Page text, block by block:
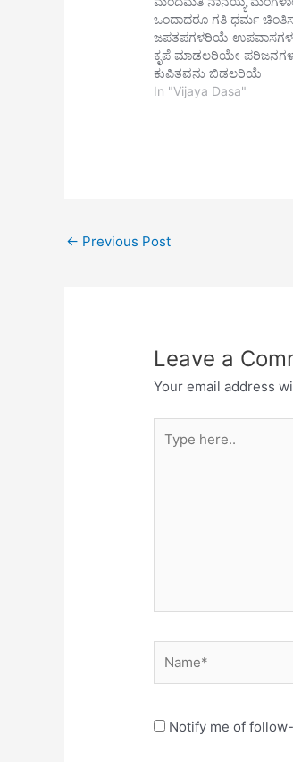
ಒಂದಾದರೂ ಗತಿ ಧರ್ಮ
ಜಪತಪಗಳರಿಯೆ
ಕೃಪೆ ಮಾಡಲರಿಯೇ
ಕುಪಿತವನು ಬಿಡಲರಿಯೆ
ಅಪರಿಮಿತವಾಗಿದ್ದ
ಪೊರಿಯಲರಿಯೆ ಎನ್ನ
ಶ್ರೀ ವಿಜಯವಿಠ್ಠಲರೇಯಾ ನಿನ್ನ
In "Vijaya Dasa"
← Previous Post
Leave a
Your email address
here..
Notify me of